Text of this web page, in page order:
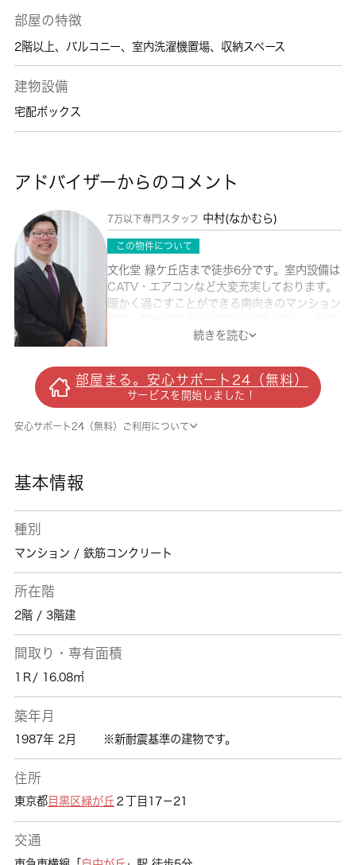
部屋の特徴
2階以上、 バルコニー、 室内洗濯機置場、 収納スペース
建物設備
宅配ボックス
アドバイザーからのコメント
7万以下専門スタッフ 中村(なかむら)
この物件について
文化堂 緑ケ丘店まで徒歩6分です。室内設備は
CATV・エアコンなど大変充実しております。
暖かく過ごすことができる南向きのマンション
性の高い物件です。雨風から骨組みを守ってく
い住まいをお求めの方は 城南コミュニティに
ご連絡ください。お客様の希望条件にマッチし
たお部屋をご紹介致します。
続きを読む
部屋まる。安心サポート24（無料）
サービスを開始しました！
安心サポート24（無料）ご利用について
基本情報
種別
マンション / 鉄筋コンクリート
所在階
2階 / 3階建
間取り・専有面積
1Ｒ/ 16.08㎡
築年月
1987年 2月 ※新耐震基準の建物です。
住所
東京都目黒区緑が丘 ２丁目17－21
交通